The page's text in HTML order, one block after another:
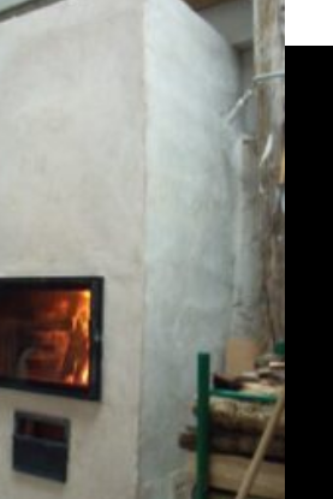
S avec conduit en
crue handmade
L dans le Tarn
81800
masse
sous escalier
lès-Clerval 25340